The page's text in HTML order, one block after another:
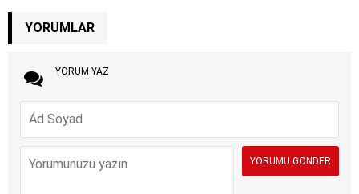
YORUMLAR
YORUM YAZ